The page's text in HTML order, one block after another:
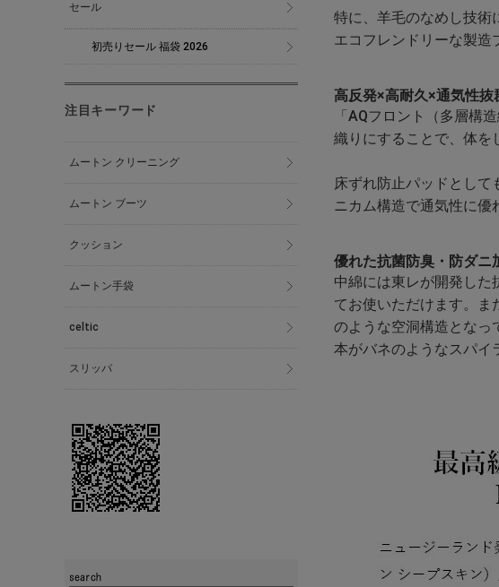
特に、羊毛のなめし技術
エコフレンドリーな製造
高反発×高耐久×通気性抜
「AQフロント（多層構
織りにすることで、体を
床ずれ防止パッドとし
ニカム構造で通気性に優
優れた抗菌防臭・防ダニ
中綿には東レが開発した
てお使いただけます。ま
のような空洞構造となっ
本がバネのようなスパイ
セール
初売りセール 福袋 2026
注目キーワード
ムートン クリーニング
ムートン ブーツ
クッション
ムートン手袋
celtic
スリッパ